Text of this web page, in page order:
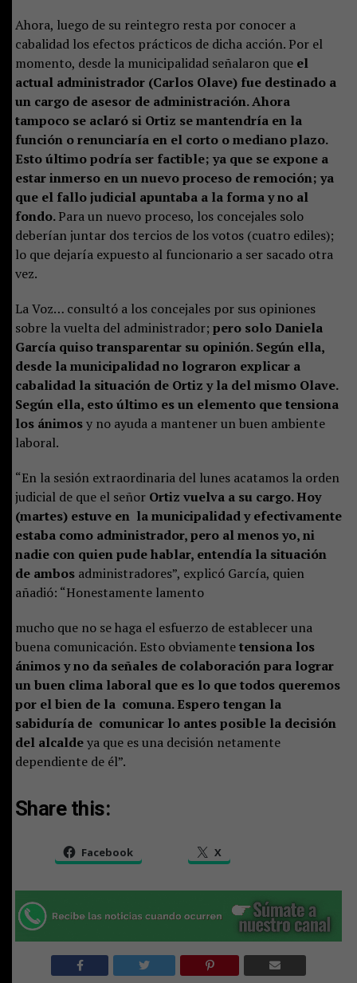
Ahora, luego de su reintegro resta por conocer a
cabalidad los efectos prácticos de dicha acción. Por el
momento, desde la municipalidad señalaron que el
actual administrador (Carlos Olave) fue destinado a
un cargo de asesor de administración. Ahora
tampoco se aclaró si Ortiz se mantendría en la
función o renunciaría en el corto o mediano plazo.
Esto último podría ser factible; ya que se expone a
estar inmerso en un nuevo proceso de remoción; ya
que el fallo judicial apuntaba a la forma y no al
fondo.Para un nuevo proceso, los concejales solo
deberían juntar dos tercios de los votos (cuatro ediles);
lo que dejaría expuesto al funcionario a ser sacado otra
vez.
La Voz… consultó a los concejales por sus opiniones
sobre la vuelta del administrador; pero solo Daniela
García quiso transparentar su opinión. Según ella,
desde la municipalidad no lograron explicar a
cabalidad la situación de Ortiz y la del mismo Olave.
Según ella, esto último es un elemento que tensiona
los ánimosy no ayuda a mantener un buen ambiente
laboral.
“En la sesión extraordinaria del lunes acatamos la orden
judicial de que el señor Ortiz vuelva a su cargo. Hoy
(martes) estuve en la municipalidad y efectivamente
estaba como administrador, pero al menos yo, ni
nadie con quien pude hablar, entendía la situación
de ambosadministradores”, explicó García, quien
añadió: “Honestamente lamento
mucho que no se haga el esfuerzo de establecer una
buena comunicación. Esto obviamentetensiona los
ánimos y no da señales de colaboración para lograr
un buen clima laboral que es lo que todos queremos
por el bien de la comuna. Espero tengan la
sabiduría de comunicar lo antes posible la decisión
del alcaldeya que es una decisión netamente
dependiente de él”.
Share this:
Facebook X